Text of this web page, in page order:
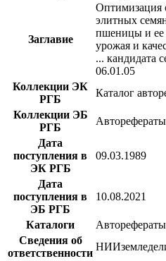
Заглавие
Оптимизация
элитных
пшеницы и ее
урожая и
... кандидата
06.01.05
Коллекции ЭК
РГБ
Каталог
Коллекции ЭБ
РГБ
Авторефераты
Дата
поступления в
ЭК РГБ
09.03.1989
Дата
поступления в
ЭБ РГБ
10.08.2021
Каталоги
Сведения об
ответственности